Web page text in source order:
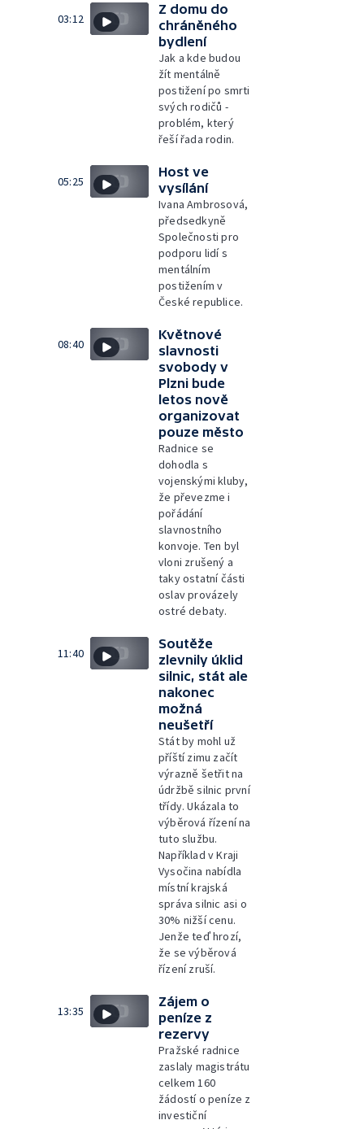
03:12
Z domu do
chráněného
bydlení
Jak a kde budou
žít mentálně
postižení po smrti
svých rodičů -
problém, který
řeší řada rodin.
05:25
Host ve
vysílání
Ivana Ambrosová,
předsedkyně
Společnosti pro
podporu lidí s
mentálním
postižením v
České republice.
08:40
Květnové
slavnosti
svobody v
Plzni bude
letos nově
organizovat
pouze město
Radnice se
dohodla s
vojenskými kluby,
že převezme i
pořádání
slavnostního
konvoje. Ten byl
vloni zrušený a
taky ostatní části
oslav provázely
ostré debaty.
11:40
Soutěže
zlevnily úklid
silnic, stát ale
nakonec
možná
neušetří
Stát by mohl už
příští zimu začít
výrazně šetřit na
údržbě silnic první
třídy. Ukázala to
výběrová řízení na
tuto službu.
Například v Kraji
Vysočina nabídla
místní krajská
správa silnic asi o
30% nižší cenu.
Jenže teď hrozí,
že se výběrová
řízení zruší.
13:35
Zájem o
peníze z
rezervy
Pražské radnice
zaslaly magistrátu
celkem 160
žádostí o peníze z
investiční